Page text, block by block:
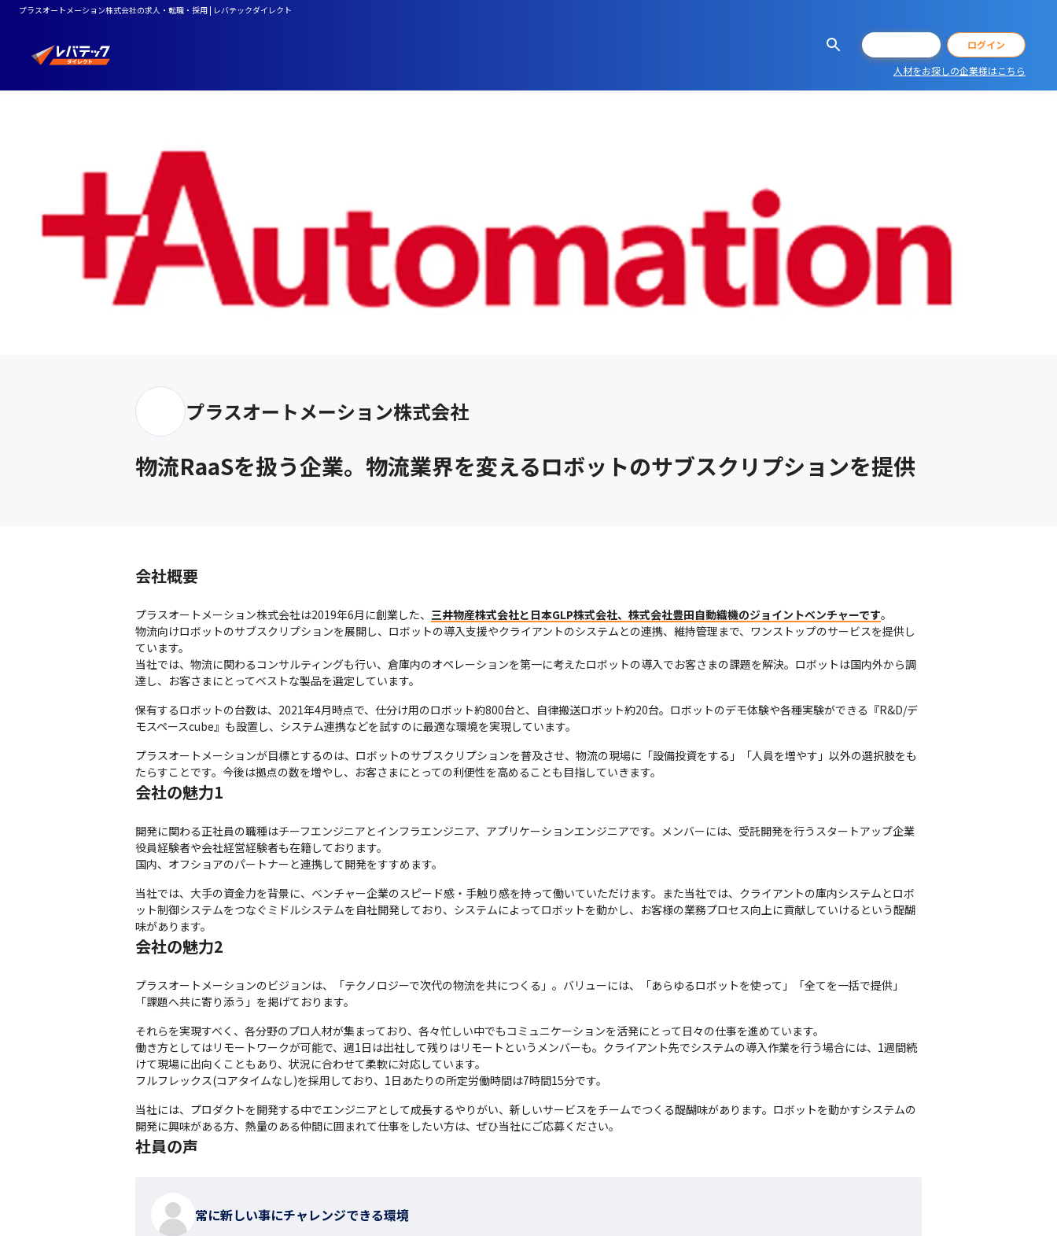
プラスオートメーション株式会社の求人・転職・採用 | レバテックダイレクト
ログイン
人材をお探しの企業様はこちら
プラスオートメーション株式会社
物流RaaSを扱う企業。物流業界を変えるロボットのサブスクリプションを提供
会社概要
プラスオートメーション株式会社は2019年6月に創業した、 三井物産株式会社と日本GLP株式会社、株式会社豊田自動織機のジョイントベンチャーです。
物流向けロボットのサブスクリプションを展開し、ロボットの導入支援やクライアントのシステムとの連携、維持管理まで、ワンストップのサービスを提供し
ています。
当社では、物流に関わるコンサルティングも行い、倉庫内のオペレーションを第一に考えたロボットの導入でお客さまの課題を解決。ロボットは国内外から調
達し、お客さまにとってベストな製品を選定しています。
保有するロボットの台数は、2021年4月時点で、仕分け用のロボット約800台と、自律搬送ロボット約20台。ロボットのデモ体験や各種実験ができる『R&D/デ
モスペースcube』も設置し、システム連携などを試すのに最適な環境を実現しています。
プラスオートメーションが目標とするのは、ロボットのサブスクリプションを普及させ、物流の現場に「設備投資をする」「人員を増やす」以外の選択肢をも
たらすことです。今後は拠点の数を増やし、お客さまにとっての利便性を高めることも目指していきます。
会社の魅力1
開発に関わる正社員の職種はチーフエンジニアとインフラエンジニア、アプリケーションエンジニアです。メンバーには、受託開発を行うスタートアップ企業
役員経験者や会社経営経験者も在籍しております。
国内、オフショアのパートナーと連携して開発をすすめます。
当社では、大手の資金力を背景に、ベンチャー企業のスピード感・手触り感を持って働いていただけます。また当社では、クライアントの庫内システムとロボ
ット制御システムをつなぐミドルシステムを自社開発しており、システムによってロボットを動かし、お客様の業務プロセス向上に貢献していけるという醍醐
味があります。
会社の魅力2
プラスオートメーションのビジョンは、「テクノロジーで次代の物流を共につくる」。バリューには、「あらゆるロボットを使って」「全てを一括で提供」
「課題へ共に寄り添う」を掲げております。
それらを実現すべく、各分野のプロ人材が集まっており、各々忙しい中でもコミュニケーションを活発にとって日々の仕事を進めています。
働き方としてはリモートワークが可能で、週1日は出社して残りはリモートというメンバーも。クライアント先でシステムの導入作業を行う場合には、1週間続
けて現場に出向くこともあり、状況に合わせて柔軟に対応しています。
フルフレックス(コアタイムなし)を採用しており、1日あたりの所定労働時間は7時間15分です。
当社には、プロダクトを開発する中でエンジニアとして成長するやりがい、新しいサービスをチームでつくる醍醐味があります。ロボットを動かすシステムの
開発に興味がある方、熱量のある仲間に囲まれて仕事をしたい方は、ぜひ当社にご応募ください。
社員の声
常に新しい事にチャレンジできる環境